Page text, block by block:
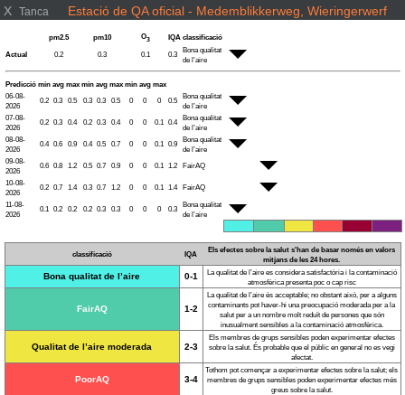
X Tanca Estació de QA oficial - Medemblikkerweg, Wieringerwerf
pm2.5 pm10 O3 IQA classificació
Actual
0.2 0.3 0.1 0.3
Bona qualitat
de l’aire
Predicció min avg max min avg max min avg max
06-08-
2026
0.2 0.3 0.5 0.3 0.3 0.5 0 0 0 0.5
Bona qualitat
de l’aire
07-08-
2026
0.2 0.3 0.4 0.2 0.3 0.4 0 0 0.1 0.4
Bona qualitat
de l’aire
08-08-
2026
0.4 0.6 0.9 0.4 0.5 0.7 0 0 0.1 0.9
Bona qualitat
de l’aire
09-08-
2026
0.6 0.8 1.2 0.5 0.7 0.9 0 0 0.1 1.2
FairAQ
10-08-
2026
0.2 0.7 1.4 0.3 0.7 1.2 0 0 0.1 1.4
FairAQ
11-08-
2026
0.1 0.2 0.2 0.2 0.3 0.3 0 0 0 0.3
Bona qualitat
de l’aire
classificació IQA
Els efectes sobre la salut s'han de basar només en valors
mitjans de les 24 hores.
Bona qualitat de l’aire 0-1
La qualitat de l’aire es considera satisfactòria i la contaminació
atmosfèrica presenta poc o cap risc
FairAQ 1-2
La qualitat de l’aire és acceptable; no obstant això, per a alguns
contaminants pot haver-hi una preocupació moderada per a la
salut per a un nombre molt reduït de persones que són
inusualment sensibles a la contaminació atmosfèrica.
Qualitat de l’aire moderada 2-3
Els membres de grups sensibles poden experimentar efectes
sobre la salut. És probable que el públic en general no es vegi
afectat.
PoorAQ 3-4
Tothom pot començar a experimentar efectes sobre la salut; els
membres de grups sensibles poden experimentar efectes més
greus sobre la salut.